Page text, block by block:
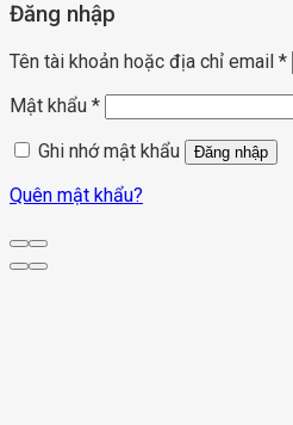
Đăng nhập
Tên tài khoản hoặc địa chỉ email *
Mật khẩu *
Ghi nhớ mật khẩu
Đăng nhập
Quên mật khẩu?